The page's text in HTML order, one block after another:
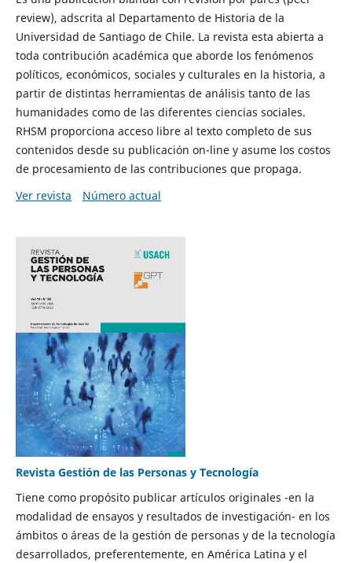
review), adscrita al Departamento de Historia de la
Universidad de Santiago de Chile. La revista esta abierta a
toda contribución académica que aborde los fenómenos
políticos, económicos, sociales y culturales en la historia, a
partir de distintas herramientas de análisis tanto de las
humanidades como de las diferentes ciencias sociales.
RHSM proporciona acceso libre al texto completo de sus
contenidos desde su publicación on-line y asume los costos
de procesamiento de las contribuciones que propaga.
Ver revista
Número actual
Revista Gestión de las Personas y Tecnología
Tiene como propósito publicar artículos originales -en la
modalidad de ensayos y resultados de investigación- en los
ámbitos o áreas de la gestión de personas y de la tecnología
desarrollados, preferentemente, en América Latina y el